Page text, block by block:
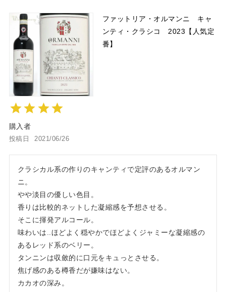
ファットリア・オルマンニ キャ
ンティ・クラシコ 2023【人気定
番】
購入者
投稿日 2021/06/26
クラシカル系の作りのキャンティで定評のあるオルマン
ニ。
やや淡目の優しい色目。
香りは比較的ネットした凝縮感を予想させる。
そこに揮発アルコール。
味わいは..ほどよく穏やかでほどよくジャミーな凝縮感の
あるレッド系のベリー。
タンニンは収斂的に口元をキュっとさせる。
焦げ感のある樽香だが嫌味はない。
カカオの深み。